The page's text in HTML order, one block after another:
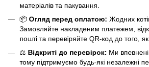
матеріалів та пакування.
📦 Огляд перед оплатою: Жодних
Замовляйте накладеним платежем,
пошті та перевіряйте QR-код до того, як
⚖️ Відкриті до перевірок: Ми
тому підтримуємо будь-які незалежні